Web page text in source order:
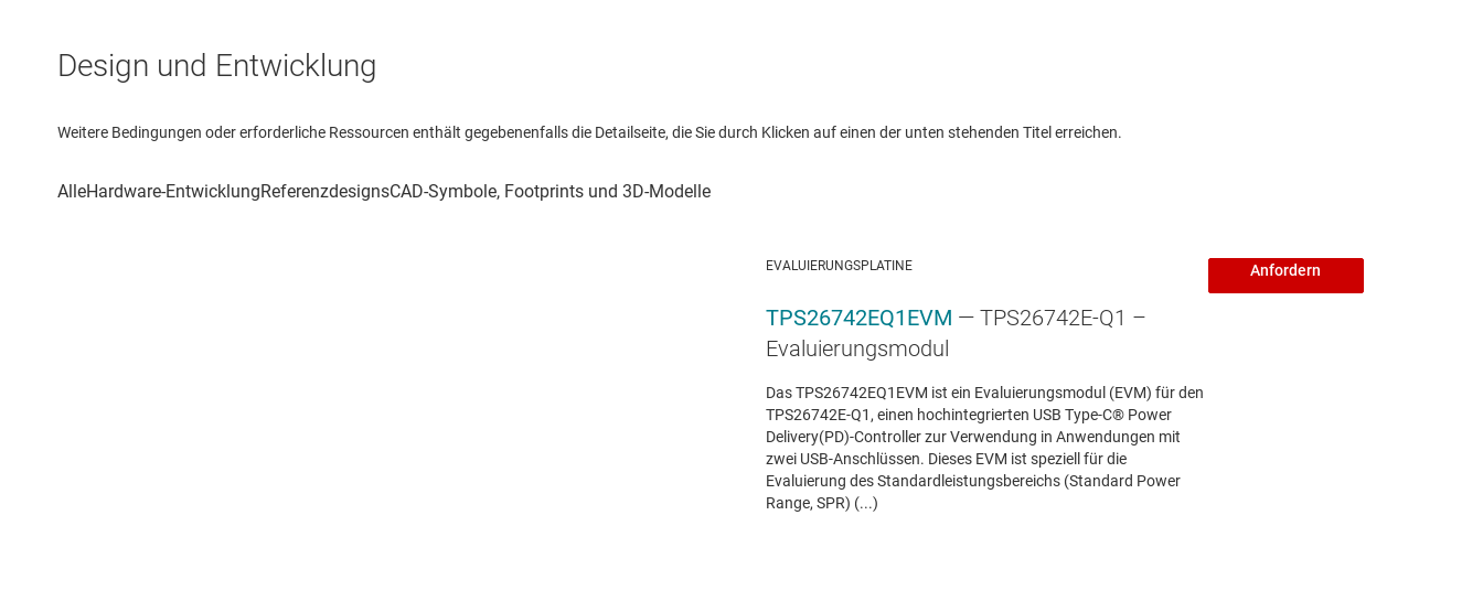
Design und Entwicklung
Weitere Bedingungen oder erforderliche Ressourcen enthält gegebenenfalls die Detailseite, die Sie durch Klicken auf einen der unten stehenden Titel erreichen.
EVALUIERUNGSPLATINE
TPS26742EQ1EVM — TPS26742E-Q1 –
Evaluierungsmodul
Das TPS26742EQ1EVM ist ein Evaluierungsmodul (EVM) für den
TPS26742E-Q1, einen hochintegrierten USB Type-C® Power
Delivery(PD)-Controller zur Verwendung in Anwendungen mit
zwei USB-Anschlüssen. Dieses EVM ist speziell für die
Evaluierung des Standardleistungsbereichs (Standard Power
Range, SPR) (...)
Anfordern